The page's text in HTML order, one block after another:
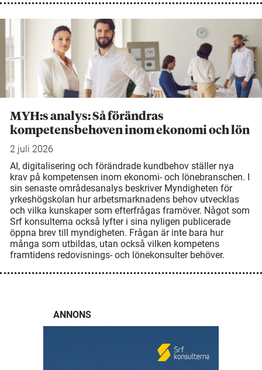
MYH:s analys: Så förändras
kompetensbehoven inom ekonomi och lön
2 juli 2026
AI, digitalisering och förändrade kundbehov ställer nya
krav på kompetensen inom ekonomi- och lönebranschen. I
sin senaste områdesanalys beskriver Myndigheten för
yrkeshögskolan hur arbetsmarknadens behov utvecklas
och vilka kunskaper som efterfrågas framöver. Något som
Srf konsulterna också lyfter i sina nyligen publicerade
öppna brev till myndigheten. Frågan är inte bara hur
många som utbildas, utan också vilken kompetens
framtidens redovisnings- och lönekonsulter behöver.
ANNONS